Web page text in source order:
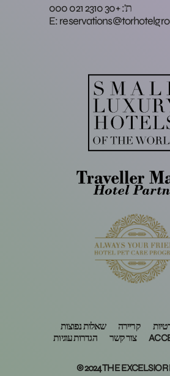
ת': +30 2310 021 000
E:
שאלות נפוצות קריירה
הגדרות עוגיות
צור קשר
© 2024 THE